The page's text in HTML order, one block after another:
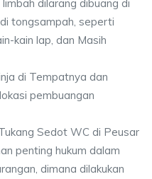
dilarang dibuang di
tongsampah, seperti
kain lap, dan Masih
di Tempatnya dan
pembuangan
Sedot WC di Peusar
penting hukum dalam
dimana dilakukan